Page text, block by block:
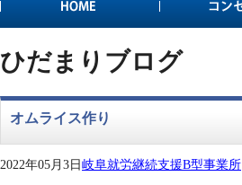
ひだまりブログ
オムライス作り
2022年05月3日岐阜就労継続支援B型事業所